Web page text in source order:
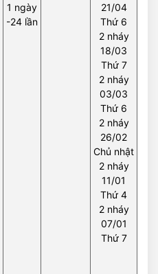
1 ngày
-24 lần
21/04
Thứ 6
2 nháy
18/03
Thứ 7
2 nháy
03/03
Thứ 6
2 nháy
26/02
Chủ nhật
2 nháy
11/01
Thứ 4
2 nháy
07/01
Thứ 7